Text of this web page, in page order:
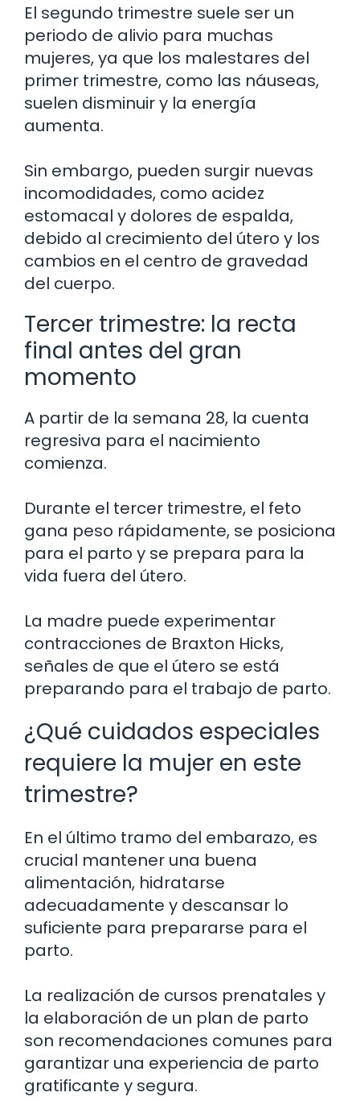
El segundo trimestre suele ser un
periodo de alivio para muchas
mujeres, ya que los malestares del
primer trimestre, como las náuseas,
suelen disminuir y la energía
aumenta.
Sin embargo, pueden surgir nuevas
incomodidades, como acidez
estomacal y dolores de espalda,
debido al crecimiento del útero y los
cambios en el centro de gravedad
del cuerpo.
Tercer trimestre: la recta
final antes del gran
momento
A partir de la semana 28, la cuenta
regresiva para el nacimiento
comienza.
Durante el tercer trimestre, el feto
gana peso rápidamente, se posiciona
para el parto y se prepara para la
vida fuera del útero.
La madre puede experimentar
contracciones de Braxton Hicks,
señales de que el útero se está
preparando para el trabajo de parto.
¿Qué cuidados especiales
requiere la mujer en este
trimestre?
En el último tramo del embarazo, es
crucial mantener una buena
alimentación, hidratarse
adecuadamente y descansar lo
suficiente para prepararse para el
parto.
La realización de cursos prenatales y
la elaboración de un plan de parto
son recomendaciones comunes para
garantizar una experiencia de parto
gratificante y segura.